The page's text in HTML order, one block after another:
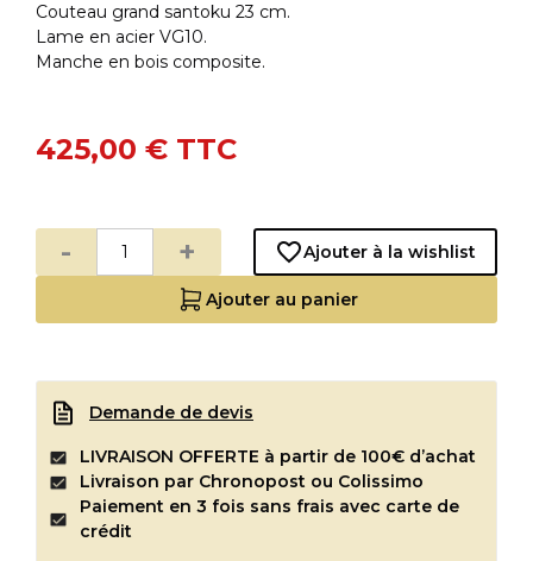
Couteau grand santoku 23 cm.
Lame en acier VG10.
Manche en bois composite.
425,00 € TTC
- +
Ajouter au panier
Ajouter à la wishlist
Demande de devis
LIVRAISON OFFERTE à partir de 100€ d’achat
Livraison par Chronopost ou Colissimo
Paiement en 3 fois sans frais avec carte de
crédit